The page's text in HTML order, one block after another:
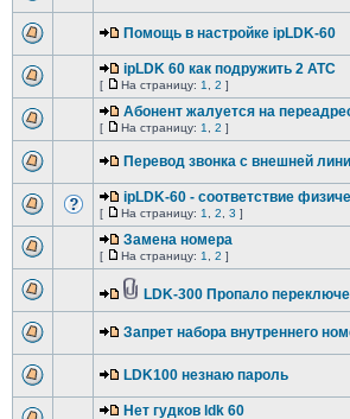
Помощь в настройке ipLDK-60
ipLDK 60 как подружить 2 АТС
[ На страницу: 1 2 ]
Абонент жалуется на
[ На страницу: 1 2 ]
Перевод звонка с внешней
ipLDK-60 - соответствие
[ На страницу: 1 2 3 ]
Замена номера
[ На страницу: 1 2 ]
LDK-300 Пропало
Запрет набора внутреннего
LDK100 незнаю пароль
Нет гудков ldk 60